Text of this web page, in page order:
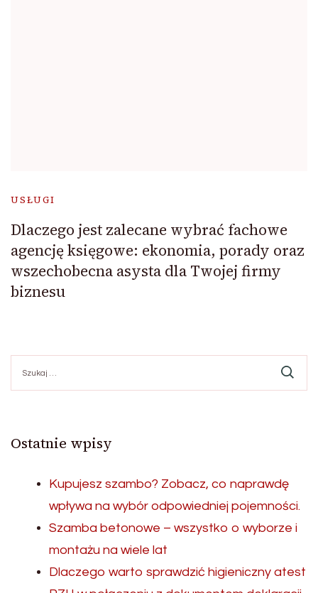
USŁUGI
Dlaczego jest zalecane wybrać fachowe
agencję księgowe: ekonomia, porady oraz
wszechobecna asysta dla Twojej firmy
biznesu
Ostatnie wpisy
Kupujesz szambo? Zobacz, co naprawdę
wpływa na wybór odpowiedniej pojemności.
Szamba betonowe – wszystko o wyborze i
montażu na wiele lat
Dlaczego warto sprawdzić higieniczny atest